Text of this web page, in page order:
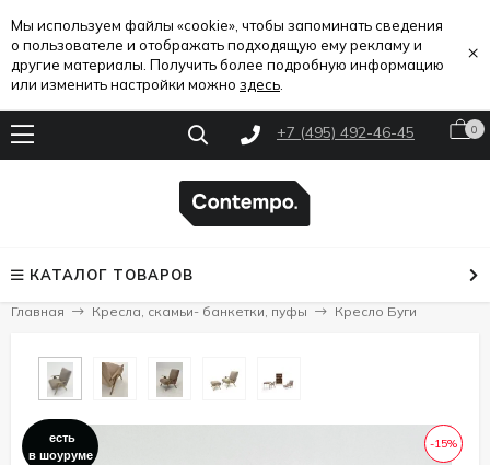
Мы используем файлы «cookie», чтобы запоминать сведения
о пользователе и отображать подходящую ему рекламу и
другие материалы. Получить более подробную информацию
или изменить настройки можно здесь
×
+7 (495) 492-46-45 0
КАТАЛОГ ТОВАРОВ
Главная Кресла, скамьи- банкетки, пуфы Кресло Буги
-15%
есть
в шоуруме